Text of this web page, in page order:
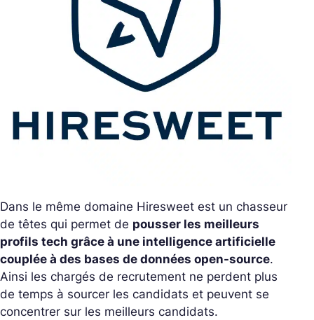
Dans le même domaine Hiresweet est un chasseur
de têtes qui permet de pousser les meilleurs
profils tech grâce à une intelligence artificielle
couplée à des bases de données open-source.
Ainsi les chargés de recrutement ne perdent plus
de temps à sourcer les candidats et peuvent se
concentrer sur les meilleurs candidats.